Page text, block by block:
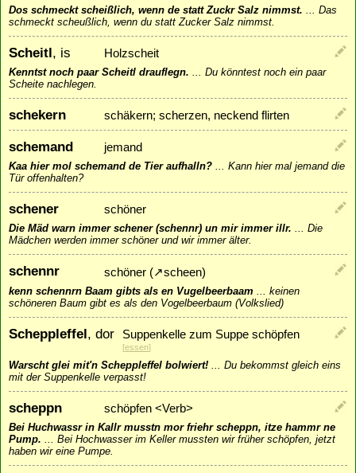
Dos schmeckt scheißlich, wenn de statt Zuckr Salz nimmst. ... Das
schmeckt scheußlich, wenn du statt Zucker Salz nimmst.
Scheitl, is Holzscheit
Kenntst noch paar Scheitl drauflegn. ... Du könntest noch ein paar
Scheite nachlegen.
schekern schäkern; scherzen, neckend flirten
schemand jemand
Kaa hier mol schemand de Tier aufhalln? ... Kann hier mal jemand die
Tür offenhalten?
schener schöner
Die Mäd warn immer schener (schennr) un mir immer illr. ... Die
Mädchen werden immer schöner und wir immer älter.
schennr schöner (↗scheen)
kenn schennrn Baam gibts als en Vugelbeerbaam ... keinen
schöneren Baum gibt es als den Vogelbeerbaum (Volkslied)
Scheppleffel, dor Suppenkelle zum Suppe schöpfen
[essen]
Warscht glei mit'n Scheppleffel bolwiert! ... Du bekommst gleich eins
mit der Suppenkelle verpasst!
scheppn schöpfen <Verb>
Bei Huchwassr in Kallr musstn mor friehr scheppn, itze hammr ne
Pump. ... Bei Hochwasser im Keller mussten wir früher schöpfen, jetzt
haben wir eine Pumpe.